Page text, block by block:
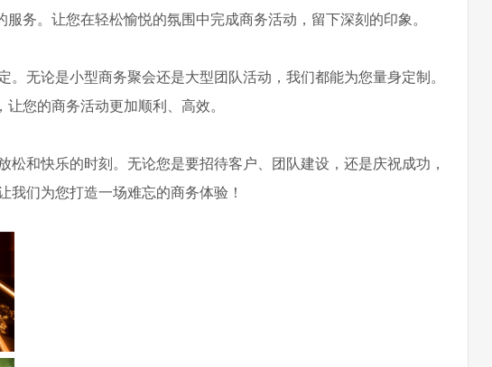
务。让您在轻松愉悦的氛围中完成商务活动，留下深刻的印象。
无论是小型商务聚会还是大型团队活动，我们都能为您量身定制。
您的商务活动更加顺利、高效。
和快乐的时刻。无论您是要招待客户、团队建设，还是庆祝成功，
我们为您打造一场难忘的商务体验！